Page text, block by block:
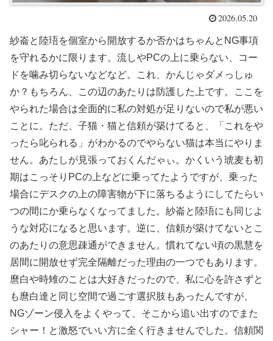
2026.05.20
紗崙と陸珸を個室から開放するか否かはちゃんとNG事項
を守れるかに限ります。流しやPCの上に乗らない、コー
ドを噛み切らないなどなど。これ、かんじゃダメっしゅ
か？もちろん、この辺のあたりは防護した上です。ここを
やられた場合は全面的に私の対処が足りないので私が悪い
ことに。ただ、子猫・猫と信頼が築けてると、「これをや
ったら叱られる」がわかるのでやらない猫は本当にやりま
せん。あたしが見張っておくんだゃぃ。かくいう琥麦も初
期はこっそりPCの上などに乗ってたようですが、乗った
場合にデスクの上の障害物が下に落ちるようにしてたらい
つの間にか乗らなくなってました。紗崙と陸珸にも同じよ
うな対応になると思います。逆に、信頼が築けてないとこ
のあたりの意思疎通ができません。慣れてない頃の黒慧を
居間に開放せず完全隔離だった理由の一つでもあります。
麿白や時雉のことは大好きだったので、私に心を許さずと
も麿白達と同じ空間で過ごす選択肢もあったんですが、
NGゾーン侵入をよくやって、そこから追い出すのでまた
シャー！と激怒でいい方に全く行きませんでした。信頼関